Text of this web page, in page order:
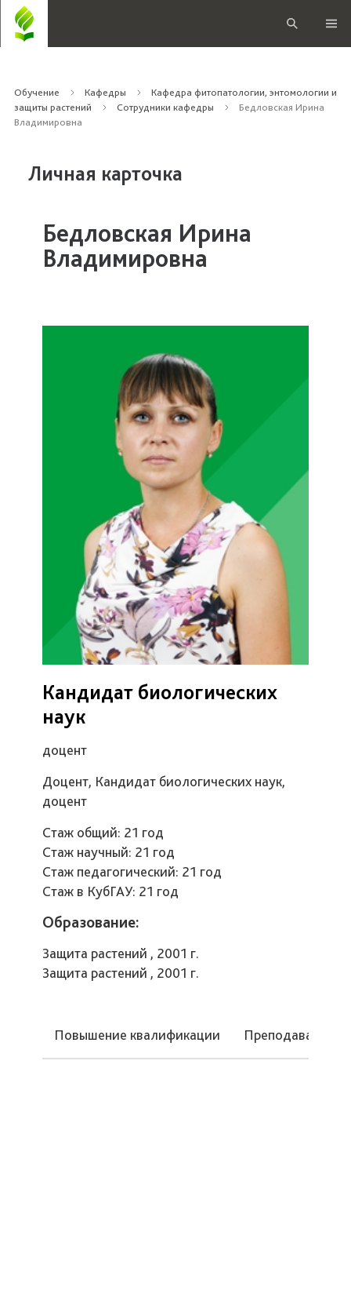
Обучение Кафедры
Кафедра фитопатологии, энтомологии и
защиты растений
Сотрудники кафедры
Бедловская Ирина
Владимировна
Личная карточка
Бедловская Ирина
Владимировна
Кандидат биологических
наук
доцент
Доцент, Кандидат биологических наук,
доцент
Стаж общий: 21 год
Стаж научный: 21 год
Стаж педагогический: 21 год
Стаж в КубГАУ: 21 год
Образование:
Защита растений , 2001 г.
Защита растений , 2001 г.
Повышение квалификации Преподаваемые